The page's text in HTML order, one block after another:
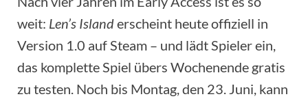
weit: Len’s Islanderscheint heute offiziell in
Version 1.0 auf Steam – und lädt Spieler ein,
das komplette Spiel übers Wochenende gratis
zu testen. Noch bis Montag, den 23. Juni, kann